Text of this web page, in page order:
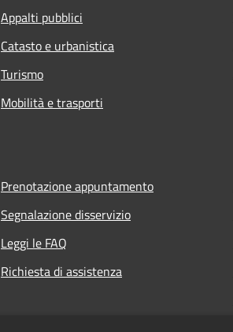
Appalti pubblici
Catasto e urbanistica
Turismo
Mobilità e trasporti
Prenotazione appuntamento
Segnalazione disservizio
Leggi le FAQ
Richiesta di assistenza